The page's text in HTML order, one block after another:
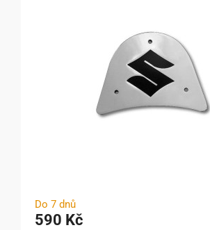
Do 7 dnů
590 Kč